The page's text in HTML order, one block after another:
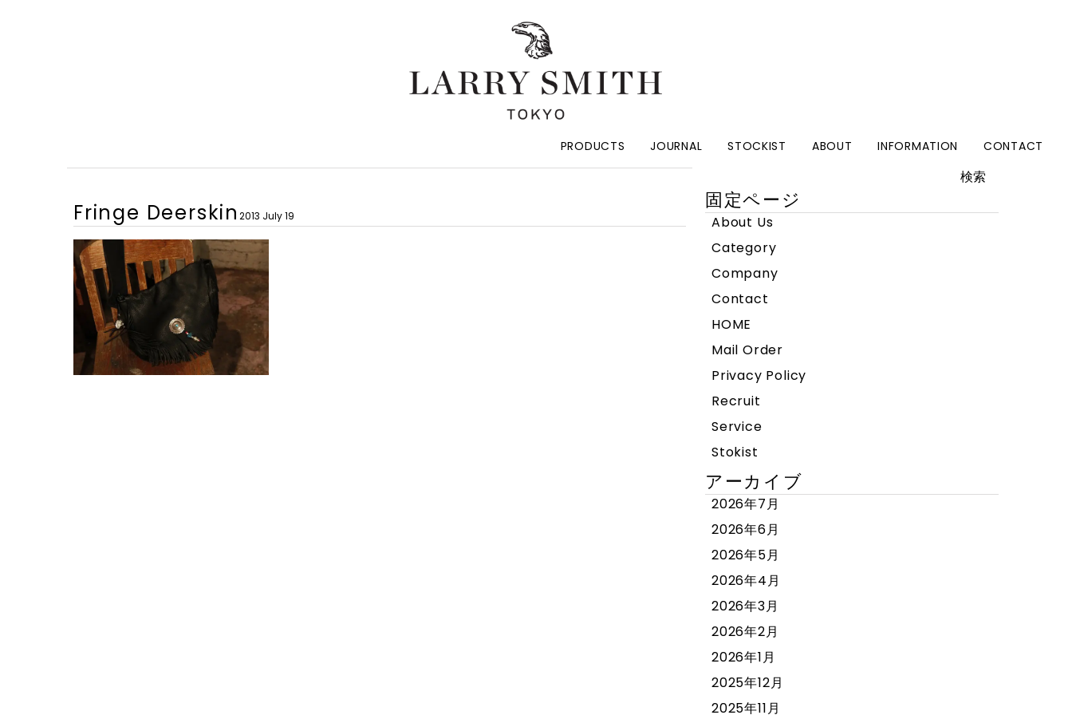
PRODUCTS JOURNAL STOCKIST ABOUT INFORMATION CONTACT
Fringe Deerskin 2013 July 19
索:
固定ページ
About Us
Category
Company
Contact
HOME
Mail Order
Privacy Policy
Recruit
Service
Stokist
アーカイブ
2026年7月
2026年6月
2026年5月
2026年4月
2026年3月
2026年2月
2026年1月
2025年12月
2025年11月